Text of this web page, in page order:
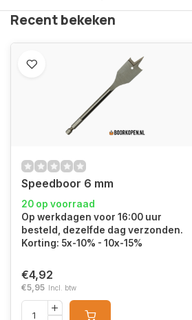
Recent bekeken
Speedboor 6 mm
20 op voorraad
Op werkdagen voor 16:00 uur
besteld, dezelfde dag verzonden.
Korting: 5x-10% - 10x-15%
€4,92
€5,95 Incl. btw